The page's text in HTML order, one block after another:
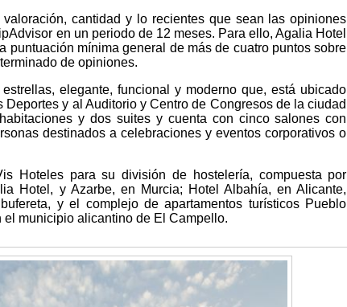
cantidad y lo recientes que sean las opiniones
en un periodo de 12 meses. Para ello, Agalia Hotel
puntuación mínima general de más de cuatro puntos sobre
de opiniones.
elegante, funcional y moderno que, está ubicado
y al Auditorio y Centro de Congresos de la ciudad
y dos suites y cuenta con cinco salones con
destinados a celebraciones y eventos corporativos o
Hoteles para su división de hostelería, compuesta por
Hotel, y Azarbe, en Murcia; Hotel Albahía, en Alicante,
y el complejo de apartamentos turísticos Pueblo
municipio alicantino de El Campello.